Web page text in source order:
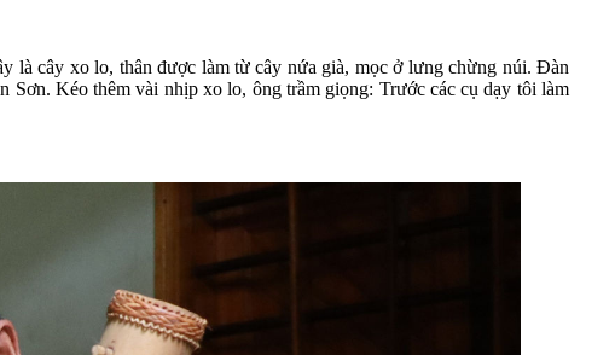
là cây xo lo, thân được làm từ cây nứa già, mọc ở lưng chừng núi. Đàn
Sơn. Kéo thêm vài nhịp xo lo, ông trầm giọng: Trước các cụ dạy tôi làm